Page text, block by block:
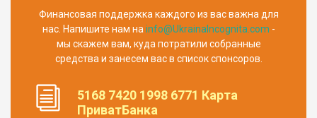
Финансовая поддержка каждого из вас важна для
нас. Напишите нам на info@UkrainaIncognita.com -
мы скажем вам, куда потратили собранные
средства и занесем вас в список спонсоров.
5168 7420 1998 6771 Карта
ПриватБанка